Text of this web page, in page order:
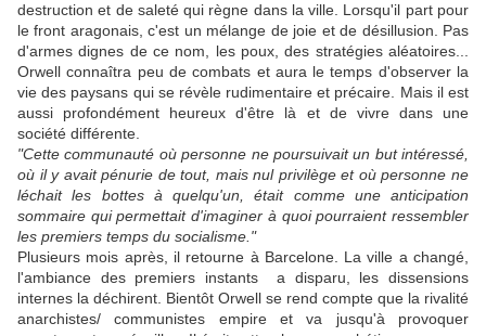
destruction et de saleté qui règne dans la ville. Lorsqu'il part pour
le front aragonais, c'est un mélange de joie et de désillusion. Pas
d'armes dignes de ce nom, les poux, des stratégies aléatoires...
Orwell connaîtra peu de combats et aura le temps d'observer la
vie des paysans qui se révèle rudimentaire et précaire. Mais il est
aussi profondément heureux d'être là et de vivre dans une
société différente.
"Cette communauté où personne ne poursuivait un but intéressé,
où il y avait pénurie de tout, mais nul privilège et où personne ne
léchait les bottes à quelqu'un, était comme une anticipation
sommaire qui permettait d'imaginer à quoi pourraient ressembler
les premiers temps du socialisme."
Plusieurs mois après, il retourne à Barcelone. La ville a changé,
l'ambiance des premiers instants a disparu, les dissensions
internes la déchirent. Bientôt Orwell se rend compte que la rivalité
anarchistes/ communistes empire et va jusqu'à provoquer